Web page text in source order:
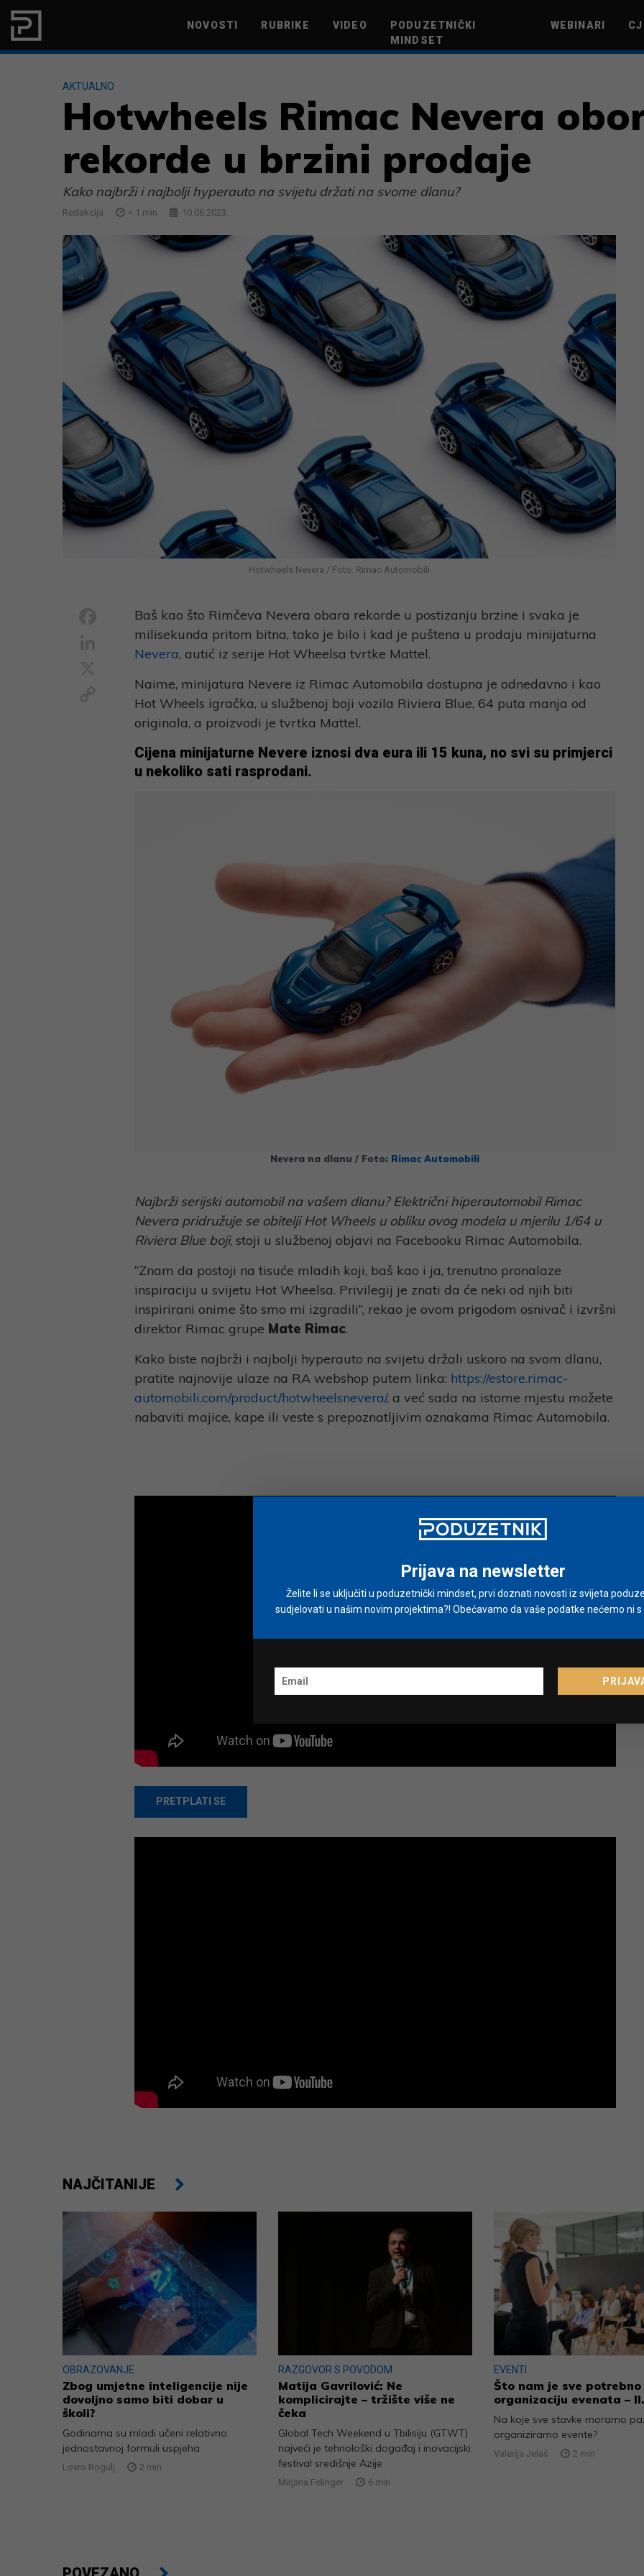
Skip to content NOVOSTI RUBRIKE VIDEO
PODUZETNIČKI
MINDSET
WEBINARI
AKTUALNO
Hotwheels Rimac Nevera
rekorde u brzini prodaje
Kako najbrži i najbolji hyperauto na svijetu držati na svome dlanu?
Redakcija < 1 min 10.06.2023.
Hotwheels Nevera / Foto: Rimac Automobili
Facebook
LinkedIn
Copy
Link
Baš kao što Rimčeva Nevera obara rekorde u postizanju brzine i svaka je
milisekunda pritom bitna, tako je bilo i kad je puštena u prodaju minijaturna
Nevera, autić iz serije Hot Wheelsa tvrtke Mattel.
Naime, minijatura Nevere iz Rimac Automobila dostupna je odnedavno i kao
Hot Wheels igračka, u službenoj boji vozila Riviera Blue, 64 puta manja od
originala, a proizvodi je tvrtka Mattel.
Cijena minijaturne Nevere iznosi dva eura ili 15 kuna, no svi su primjerci
u nekoliko sati rasprodani.
Nevera na dlanu / Foto: Rimac Automobili
Najbrži serijski automobil na vašem dlanu? Električni hiperautomobil Rimac
Nevera pridružuje se obitelji Hot Wheels u obliku ovog modela u mjerilu 1/64 u
Riviera Blue boji, stoji u službenoj objavi na Facebooku Rimac Automobila.
“Znam da postoji na tisuće mladih koji, baš kao i ja, trenutno pronalaze
inspiraciju u svijetu Hot Wheelsa. Privilegij je znati da će neki od njih biti
inspirirani onime što smo mi izgradili”, rekao je ovom prigodom osnivač i izvršni
direktor Rimac grupe Mate Rimac.
Kako biste najbrži i najbolji hyperauto na svijetu držali uskoro na svom dlanu,
pratite najnovije ulaze na RA webshop putem linka: https://estore.rimac-
automobili.com/product/hotwheelsnevera/, a već sada na istome mjestu možete
nabaviti majice, kape ili veste s prepoznatljivim oznakama Rimac Automobila.
PRETPLATI SE
NAJČITANIJE
OBRAZOVANJE
Zbog umjetne inteligencije nije
dovoljno samo biti dobar u
školi?
Godinama su mladi učeni relativno
jednostavnoj formuli uspjeha
Lovro Rogulj 2 min
RAZGOVOR S POVODOM
Matija Gavrilović: Ne
komplicirajte – tržište više ne
čeka
Global Tech Weekend u Tbilisiju (GTWT)
najveći je tehnološki događaj i inovacijski
festival središnje Azije
Mirjana Felinger 6 min
EVENTI
Što nam je sve potrebno
organizaciju evenata –
Na koje sve stavke moramo
organiziramo evente?
Valerija Jelaš 2 min
Prijava na newsletter
Želite li se uključiti u poduzetnički mindset, prvi doznati novosti iz svijeta
sudjelovati u našim novim projektima?! Obećavamo da vaše podatke nećemo ni